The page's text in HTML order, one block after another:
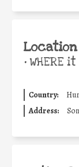
Location
•WHERE
Country:
Address: